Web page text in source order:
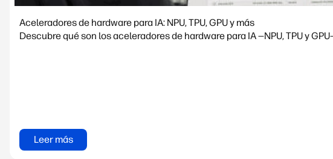
Aceleradores de hardware para IA: NPU, TPU, GPU y más
Descubre qué son los aceleradores de hardware para IA —NPU, TPU y
Leer más